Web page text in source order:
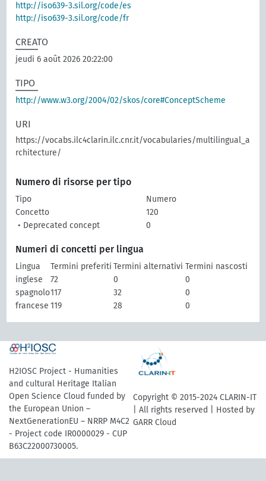
http://iso639-3.sil.org/code/es
http://iso639-3.sil.org/code/fr
CREATO
jeudi 6 août 2026 20:22:00
TIPO
http://www.w3.org/2004/02/skos/core#ConceptScheme
URI
https://vocabs.ilc4clarin.ilc.cnr.it/vocabularies/multilingual_a
rchitecture/
Numero di risorse per tipo
Tipo
Numero
Concetto
120
• Deprecated concept
0
Numeri di concetti per lingua
Lingua Termini preferiti Termini alternativi Termini nascosti
inglese
72 0
0
spagnolo117 32
0
francese 119 28 0
H2IOSC Project - Humanities
and cultural Heritage Italian
Open Science Cloud funded by
the European Union –
NextGenerationEU – NRRP M4C2
- Project code IR0000029 - CUP
B63C22000730005.
Copyright © 2015-2024 CLARIN-IT
| All rights reserved | Hosted by
GARR Cloud